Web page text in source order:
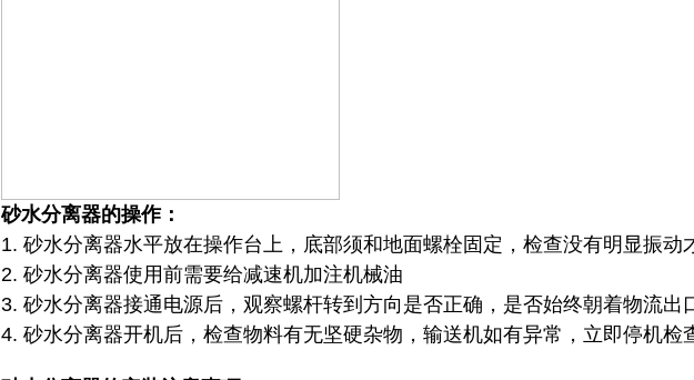
砂水分离器的操作：
1. 砂水分离器水平放在操作台上，底部须和地面螺栓固定，检查没有明显振动
2. 砂水分离器使用前需要给减速机加注机械油
3. 砂水分离器接通电源后，观察螺杆转到方向是否正确，是否始终朝着物流出
4. 砂水分离器开机后，检查物料有无坚硬杂物，输送机如有异常，立即停机检